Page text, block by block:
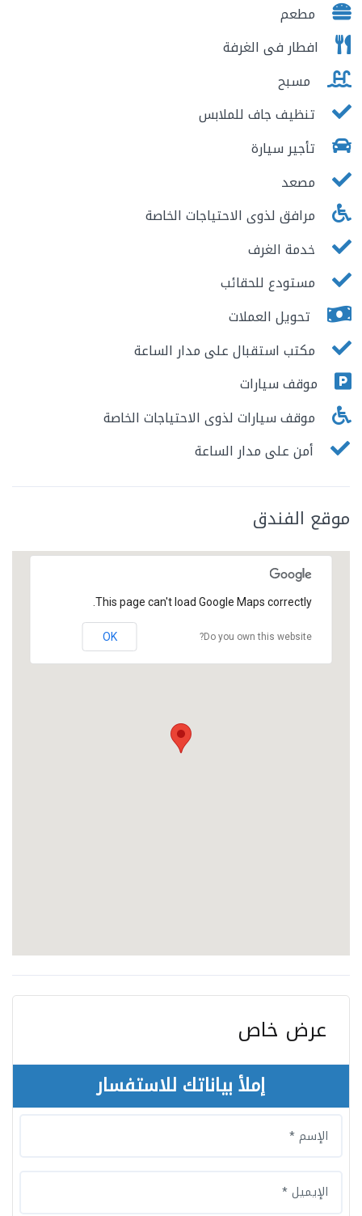
مطعم
افطار فى الغرفة
مسبح
تنظيف جاف للملابس
تأجير سيارة
مصعد
مرافق لذوى الاحتياجات الخاصة
خدمة الغرف
مستودع للحقائب
تحويل العملات
مكتب استقبال على مدار الساعة
موقف سيارات
موقف سيارات لذوى الاحتياجات الخاصة
أمن على مدار الساعة
موقع الفندق
This page can't load Google Maps correctly.
Do you own this website?
OK
عرض خاص
إملأ بياناتك للاستفسار